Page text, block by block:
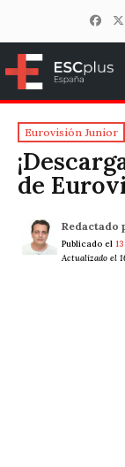
Eurovisión Junior
de
Redactado
Publicado el
Actualizado el